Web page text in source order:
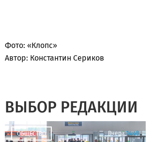
Фото: «Клопс»
Автор: Константин Сериков
ВЫБОР РЕДАКЦИИ
ОБЩЕСТВО Вчера 14:48